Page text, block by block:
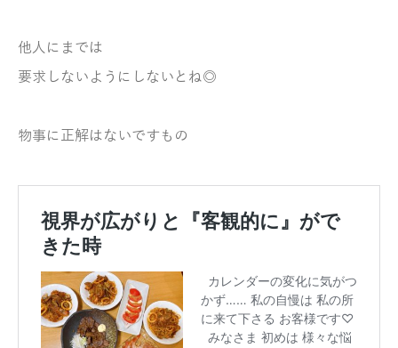
他人にまでは
要求しないようにしないとね◎
物事に正解はないですもの